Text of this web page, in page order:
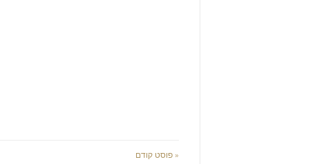
« פוסט קודם